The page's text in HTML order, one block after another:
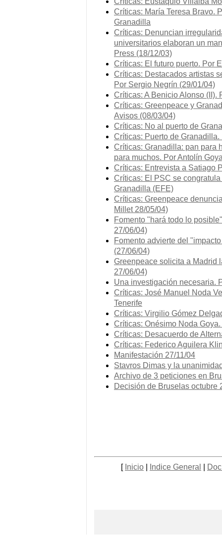
Críticas: María Teresa Bravo.
Granadilla
Críticas: Denuncian
universitarios elaboran un
Press (18/12/03)
Críticas: El futuro puerto. Por
Críticas: Destacados artistas
Por Sergio Negrín (29/01/04)
Críticas: A Benicio Alonso (II).
Críticas: Greenpeace y
Avisos (08/03/04)
Críticas: No al puerto de
Críticas: Puerto de
Críticas: Granadilla: pan para
para muchos. Por Antolín
Críticas: Entrevista a Satiago
Críticas: El PSC se
Granadilla (EFE)
Críticas: Greenpeace
Millet 28/05/04)
Fomento "hará todo lo
27/06/04)
Fomento advierte del
(27/06/04)
Greenpeace solicita a Madrid
27/06/04)
Una investigación necesaria.
Críticas: José Manuel Noda
Tenerife
Críticas: Virgilio Gómez
Críticas: Onésimo Noda
Críticas: Desacuerdo de
Críticas: Federico Aguilera
Manifestación 27/11/04
Stavros Dimas y la
Archivo de 3 peticiones en
Decisión de Bruselas octubre
[ Inicio Indice General